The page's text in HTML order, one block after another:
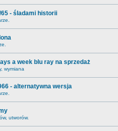
- śladami historii
a week blu ray na sprzedaż
wymiana
- alternatywna wersja
utworów.